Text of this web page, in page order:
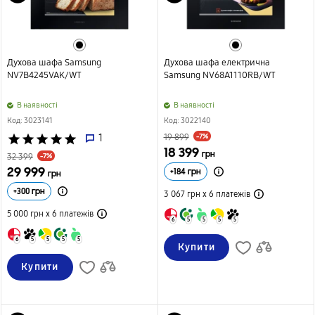
Духова шафа Samsung
NV7B4245VAK/WT
B наявності
Код: 3023141
star star star star star 1
32 399 -7%
29 999 грн
+300 грн
5 000 грн х 6 платежів
6 5 5 5 5
Купити
Духова шафа електрична
Samsung NV68A1110RB/WT
B наявності
Код: 3022140
19 899 -7%
18 399 грн
+184грн
3 067 грн х 6 платежів
6 5 5 5 5
Купити